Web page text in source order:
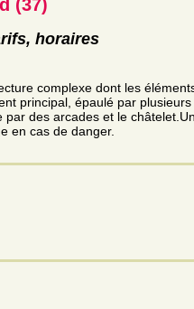
(37)
horaires
complexe dont les
principal, épaulé par plusieurs
des arcades et le châtelet.Un
en cas de danger.